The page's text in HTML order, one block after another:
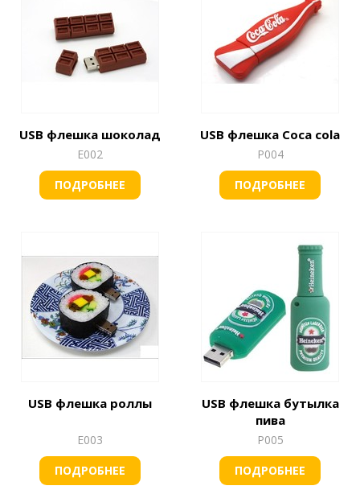
USB флешка шоколад
Е002
ПОДРОБНЕЕ
USB флешка Coca cola
Р004
ПОДРОБНЕЕ
USB флешка роллы
Е003
ПОДРОБНЕЕ
USB флешка бутылка
пива
Р005
ПОДРОБНЕЕ